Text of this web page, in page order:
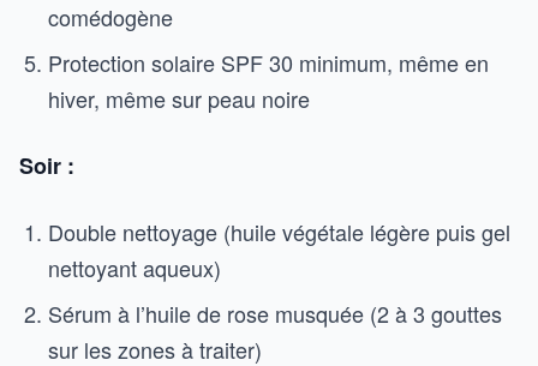
comédogène
Protection solaire SPF 30 minimum, même en
hiver, même sur peau noire
Soir :
Double nettoyage (huile végétale légère puis gel
nettoyant aqueux)
Sérum à l’huile de rose musquée (2 à 3 gouttes
sur les zones à traiter)